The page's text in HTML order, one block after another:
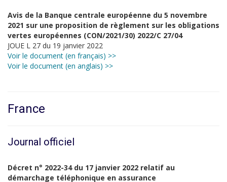
Avis de la Banque centrale européenne du 5 novembre
2021 sur une proposition de règlement sur les obligations
vertes européennes (CON/2021/30) 2022/C 27/04
JOUE L 27 du 19 janvier 2022
Voir le document (en français) >>
Voir le document (en anglais) >>
France
Journal officiel
Décret n° 2022-34 du 17 janvier 2022 relatif au
démarchage téléphonique en assurance